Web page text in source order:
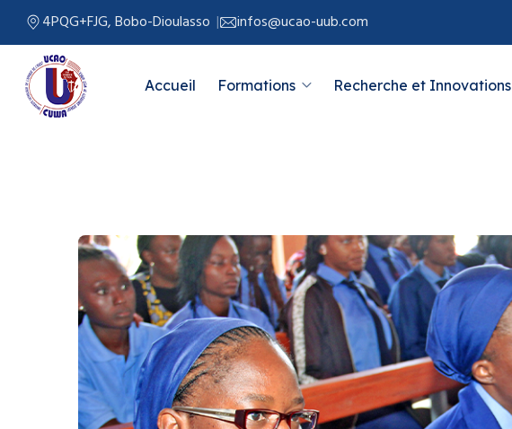
4PQG+FJG, Bobo-Dioulasso infos@ucao-uub.com
Accueil Formations Recherche et Innovations